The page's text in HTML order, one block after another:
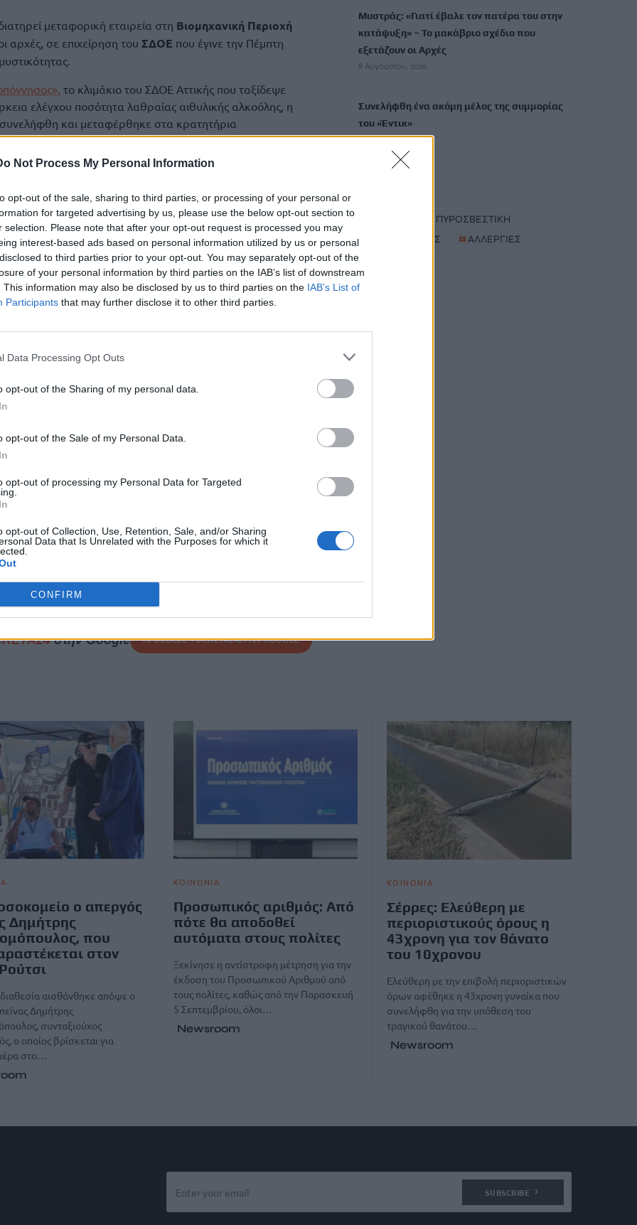
Not Process My Personal Information
opt-out of the sale, sharing to third parties, or processing of your personal or
for targeted advertising by us, please use the below opt-out section to
selection. Please note that after your opt-out request is processed you may
interest-based ads based on personal information utilized by us or personal
to third parties prior to your opt-out. You may separately opt-out of the
of your personal information by third parties on the IAB’s list of downstream
This information may also be disclosed by us to third parties on the IAB’s List of
Participants that may further disclose it to other third parties.
Data Processing Opt Outs
opt-out of the Sharing of my personal data.
opt-out of the Sale of my Personal Data.
opt-out of processing my Personal Data for Targeted
opt-out of Collection, Use, Retention, Sale, and/or Sharing
Data that Is Unrelated with the Purposes for which it
CONFIRM
μεταφορική εταιρεία στη Βιομηχανική Περιοχή
αρχές, σε επιχείρηση του ΣΔΟΕ που έγινε την Πέμπτη
το κλιμάκιο του ΣΔΟΕ Αττικής που ταξίδεψε
ελέγχου ποσότητα λαθραίας αιθυλικής αλκοόλης, η
και μεταφέρθηκε στα κρατητήρια
που έφθασε στα κεντρικά του ΣΔΟΕ στην Αθήνα, έκανε
με την εμπλοκή του γνωστού επιχειρηματία, που με
στον κλάδο της μεταφοράς προϊόντων.
οι ελεγκτές της Επιχειρησιακής Διεύθυνσης
Εγκλήματοςμε εισαγγελική εντολή, χθες,
της εταιρείας, όπου εντοπίστηκε, κατά
φορτίου.
για το καρναβάλι, οι αρχές εκφράζουν
διαδρομή της.
του εισαγγελέα Πατρών.
- Η
παιδιού στη Γλυφάδα -
άνδρας που το φώναξε
στην Google ΠΡΟΣΘΕΣΕ ΤΟCRETA24ΣΤΗΝ GOOGLE
Μυστράς: «Γιατί έβαλε τον πατέρα του στην
κατάψυξη» – Το μακάβριο σχέδιο που
εξετάζουν οι Αρχές
8 Αυγούστου, 2026
Συνελήφθη ένα ακόμη μέλος της συμμορίας
του «Έντικ»
8 Αυγούστου, 2026
ΠΥΡΟΣΒΕΣΤΙΚΗ
ΛΥΚΑΒΗΤΤΟΣ #ΑΛΛΕΡΓΙΕΣ
ο απεργός
Δημήτρης
που
στον
αισθάνθηκε απόψε ο
Δημήτρης
συνταξιούχος
ο οποίος βρίσκεται για
στο…
ΚΟΙΝΩΝΙΑ
Προσωπικός αριθμός: Από
πότε θα αποδοθεί
αυτόματα στους πολίτες
Ξεκίνησε η αντίστροφη μέτρηση για την
έκδοση του Προσωπικού Αριθμού από
τους πολίτες, καθώς από την Παρασκευή
5 Σεπτεμβρίου, όλοι…
Newsroom
ΚΟΙΝΩΝΙΑ
Σέρρες: Ελεύθερη με
περιοριστικούς όρους η
43χρονη για τον θάνατο
του 10χρονου
Ελεύθερη με την επιβολή περιοριστικών
όρων αφέθηκε η 43χρονη γυναίκα που
συνελήφθη για την υπόθεση του
τραγικού θανάτου…
Newsroom
SUBSCRIBE